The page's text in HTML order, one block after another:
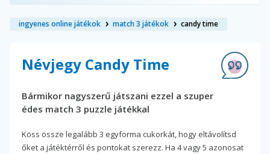
ingyenes online játékok match 3 játékok candy time
Névjegy Candy Time
Bármikor nagyszerű játszani ezzel a szuper
édes match 3 puzzle játékkal
Köss össze legalább 3 egyforma cukorkát, hogy eltávolítsd
őket a játéktérről és pontokat szerezz. Ha 4 vagy 5 azonosat